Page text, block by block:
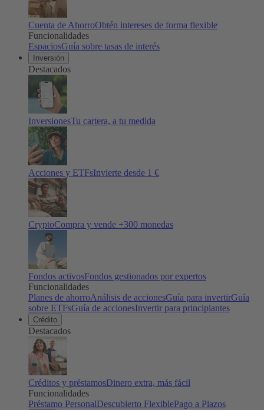
Cuenta de AhorroObtén intereses de forma flexible
Funcionalidades
EspaciosGuía sobre tasas de interés
Inversión
Destacados
InversionesTu cartera, a tu medida
Acciones y ETFsInvierte desde 1 €
CryptoCompra y vende +300 monedas
Fondos activosFondos gestionados por expertos
Funcionalidades
Planes de ahorroAnálisis de accionesGuía para invertirGuía
sobre ETFsGuía de accionesInvertir para principiantes
Crédito
Destacados
Créditos y préstamosDinero extra, más fácil
Funcionalidades
Préstamo PersonalDescubierto FlexiblePago a Plazos